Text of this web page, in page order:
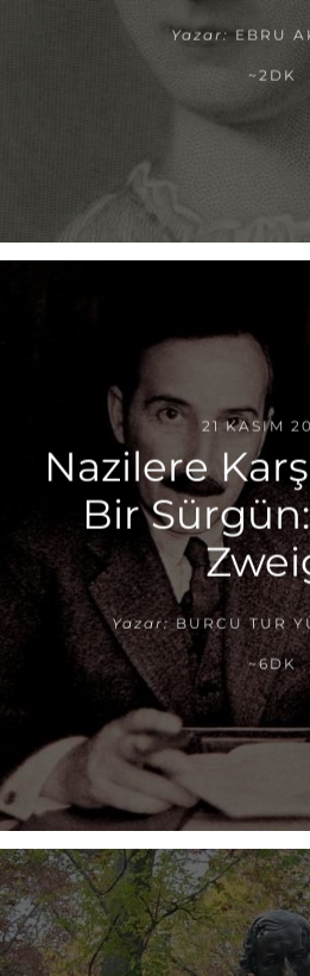
Yazar: EBRU
~2DK
21 KASIM
Nazilere
Bir
Yazar: BURCU TUR
~6DK